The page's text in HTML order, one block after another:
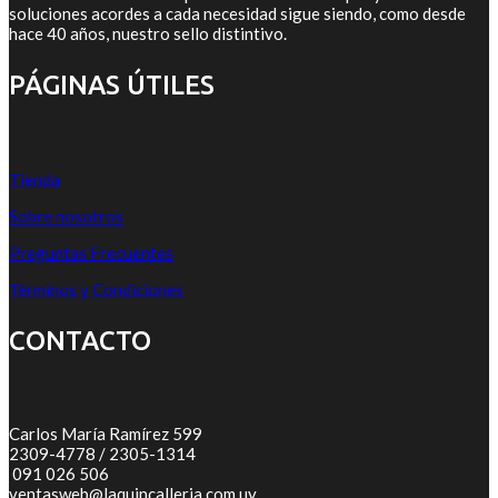
soluciones acordes a cada necesidad sigue siendo, como desde
hace 40 años, nuestro sello distintivo.
PÁGINAS ÚTILES
Tienda
Sobre nosotros
Preguntas Frecuentes
Términos y Condiciones
CONTACTO
Carlos María Ramírez 599
2309-4778 / 2305-1314
091 026 506
ventasweb@laquincalleria.com.uy